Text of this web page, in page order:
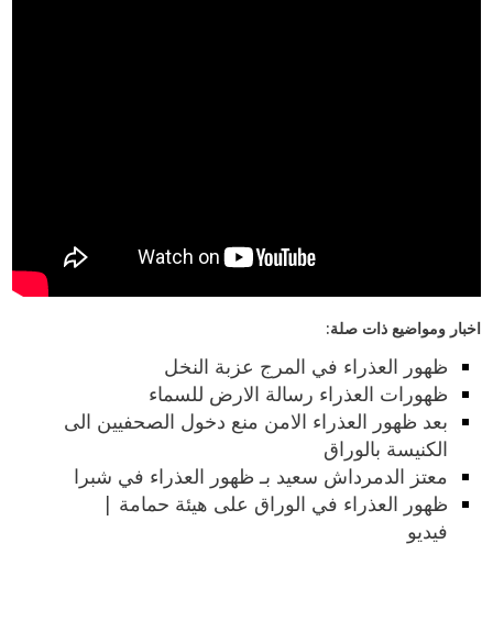
اخبار ومواضيع ذات صلة:
ظهور العذراء في المرج عزبة النخل
ظهورات العذراء رسالة الارض للسماء
بعد ظهور العذراء الامن منع دخول الصحفيين الى
الكنيسة بالوراق
معتز الدمرداش سعيد بـ ظهور العذراء في شبرا
ظهور العذراء في الوراق على هيئة حمامة |
فيديو